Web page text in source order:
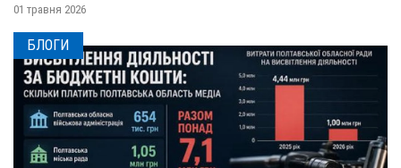
01 травня 2026
БЛОГИ